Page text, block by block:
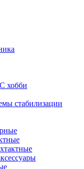
хобби
стабилизации